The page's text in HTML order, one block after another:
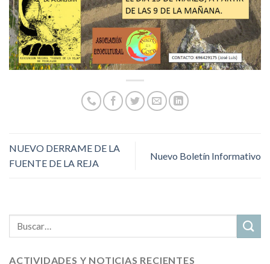
NUEVO DERRAME DE LA
FUENTE DE LA REJA
Nuevo Boletín Informativo
ACTIVIDADES Y NOTICIAS RECIENTES